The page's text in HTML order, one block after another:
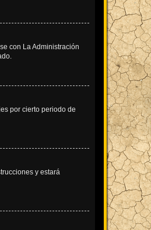
con La Administración
por cierto periodo de
y estará